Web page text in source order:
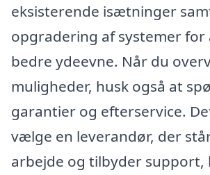
eksisterende isætninger
opgradering af systemer for
bedre ydeevne. Når du
muligheder, husk også at
garantier og efterservice.
vælge en leverandør, der
arbejde og tilbyder support,